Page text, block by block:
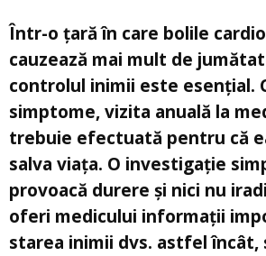
Într-o țară în care bolile
cauzează mai mult de
controlul inimii este esențial.
simptome, vizita anuală la
trebuie efectuată pentru că
salva viața. O investigație
provoacă durere și nici nu
oferi medicului informații
starea inimii dvs. astfel încât,